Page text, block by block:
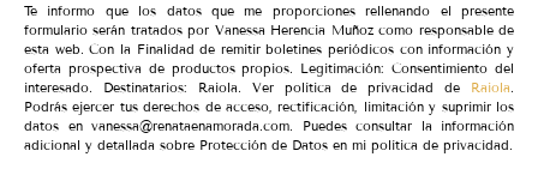
Te informo que los datos que me proporciones rellenando el presente
formulario serán tratados por Vanessa Herencia Muñoz como responsable de
esta web. Con la Finalidad de remitir boletines periódicos con información y
oferta prospectiva de productos propios. Legitimación: Consentimiento del
interesado. Destinatarios: Raiola. Ver política de privacidad de Raiola
Podrás ejercer tus derechos de acceso, rectificación, limitación y suprimir los
datos en vanessa@renataenamorada.com. Puedes consultar la información
adicional y detallada sobre Protección de Datos en mi política de privacidad.